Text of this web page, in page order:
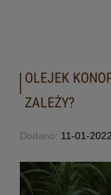
OLEJEK
ZALEŻY?
Dodano: 11-01-2022